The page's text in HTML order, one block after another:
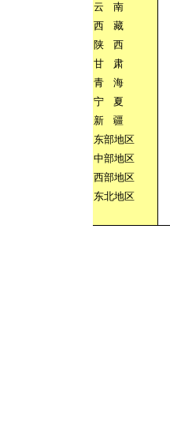
云
南
西
藏
陕
西
甘
肃
青
海
宁
夏
新
疆
东部地区
中部地区
西部地区
东北地区